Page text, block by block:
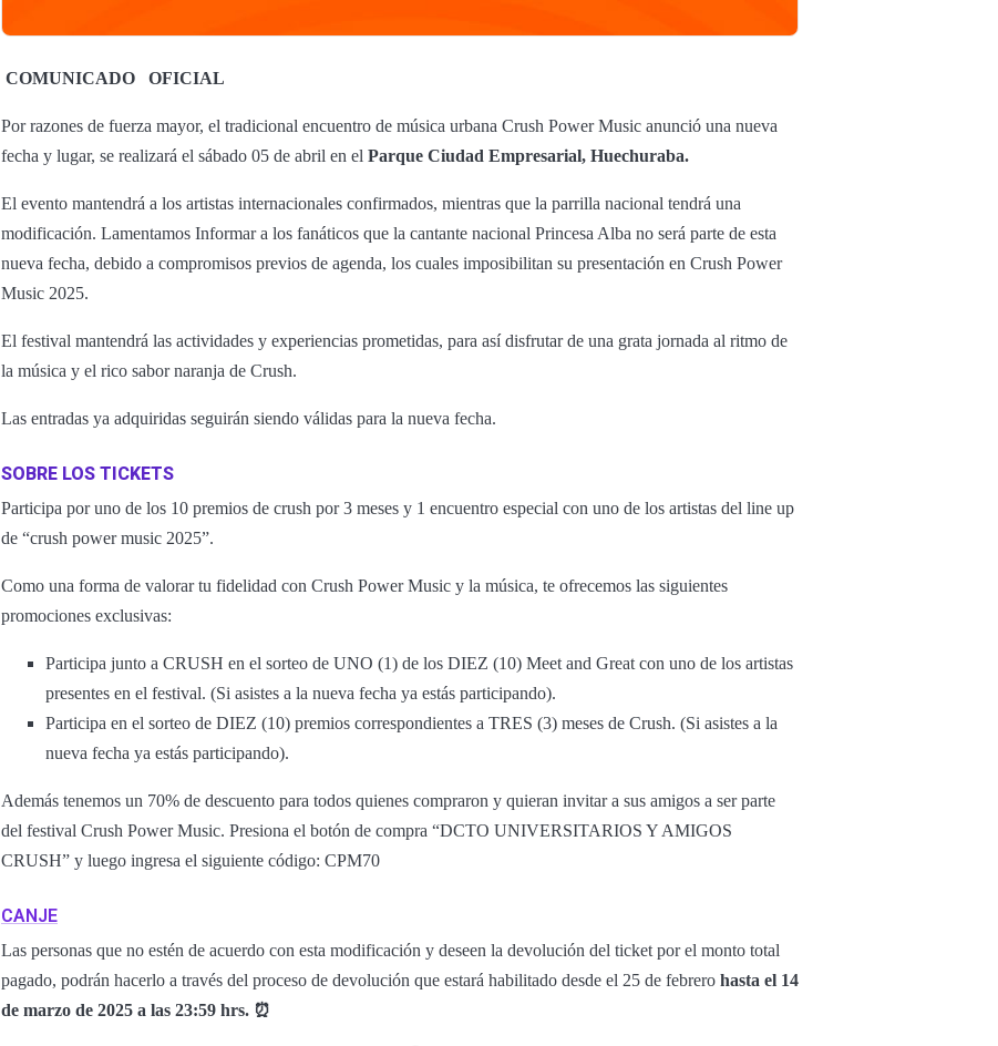
COMUNICADO OFICIAL
Por razones de fuerza mayor, el tradicional encuentro de música urbana Crush Power Music anunció una nueva
fecha y lugar, se realizará el sábado 05 de abril en el Parque Ciudad Empresarial, Huechuraba.
El evento mantendrá a los artistas internacionales confirmados, mientras que la parrilla nacional tendrá una
modificación. Lamentamos Informar a los fanáticos que la cantante nacional Princesa Alba no será parte de esta
nueva fecha, debido a compromisos previos de agenda, los cuales imposibilitan su presentación en Crush Power
Music 2025.
El festival mantendrá las actividades y experiencias prometidas, para así disfrutar de una grata jornada al ritmo de
la música y el rico sabor naranja de Crush.
Las entradas ya adquiridas seguirán siendo válidas para la nueva fecha.
SOBRE LOS TICKETS
Participa por uno de los 10 premios de crush por 3 meses y 1 encuentro especial con uno de los artistas del line up
de “crush power music 2025”.
Como una forma de valorar tu fidelidad con Crush Power Music y la música, te ofrecemos las siguientes
promociones exclusivas:
Participa junto a CRUSH en el sorteo de UNO (1) de los DIEZ (10) Meet and Great con uno de los artistas
presentes en el festival. (Si asistes a la nueva fecha ya estás participando).
Participa en el sorteo de DIEZ (10) premios correspondientes a TRES (3) meses de Crush. (Si asistes a la
nueva fecha ya estás participando).
Además tenemos un 70% de descuento para todos quienes compraron y quieran invitar a sus amigos a ser parte
del festival Crush Power Music. Presiona el botón de compra “DCTO UNIVERSITARIOS Y AMIGOS
CRUSH” y luego ingresa el siguiente código: CPM70
CANJE
Las personas que no estén de acuerdo con esta modificación y deseen la devolución del ticket por el monto total
pagado, podrán hacerlo a través del proceso de devolución que estará habilitado desde el 25 de febrero hasta el 14
de marzo de 2025 a las 23:59 hrs. ⏰